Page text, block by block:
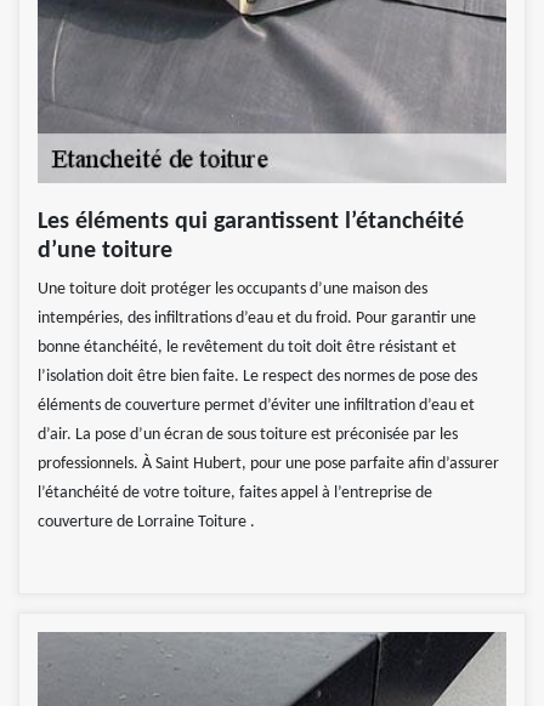
Les éléments qui garantissent l’étanchéité
d’une toiture
Une toiture doit protéger les occupants d’une maison des
intempéries, des infiltrations d’eau et du froid. Pour garantir une
bonne étanchéité, le revêtement du toit doit être résistant et
l’isolation doit être bien faite. Le respect des normes de pose des
éléments de couverture permet d’éviter une infiltration d’eau et
d’air. La pose d’un écran de sous toiture est préconisée par les
professionnels. À Saint Hubert, pour une pose parfaite afin d’assurer
l’étanchéité de votre toiture, faites appel à l’entreprise de
couverture de Lorraine Toiture .